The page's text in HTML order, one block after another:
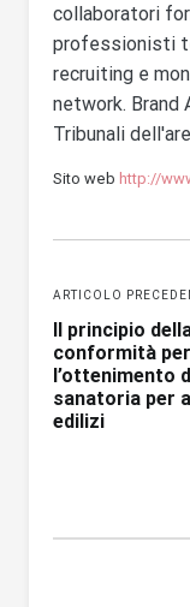
collaboratori
professionisti
recruiting e
network. Brand
Tribunali
Sito web http://
articoli
ARTICOLO
Il principio
conformità per
l’ottenimento
sanatoria per
edilizi